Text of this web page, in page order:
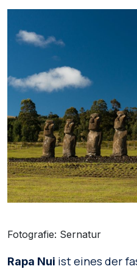
Fotografie: Sernatur
Rapa Nui ist eines der